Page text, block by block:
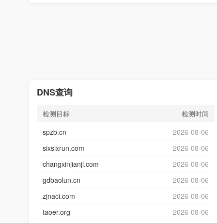
DNS查询
检测目标
检测时间
spzb.cn
2026-08-06
sixsixrun.com
2026-08-06
changxinjianji.com
2026-08-06
gdbaolun.cn
2026-08-06
zjnaci.com
2026-08-06
taoer.org
2026-08-06